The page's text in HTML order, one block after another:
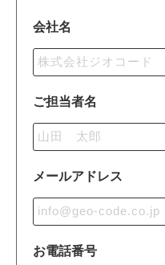
会社名
ご担当者名
メールアドレス
お電話番号